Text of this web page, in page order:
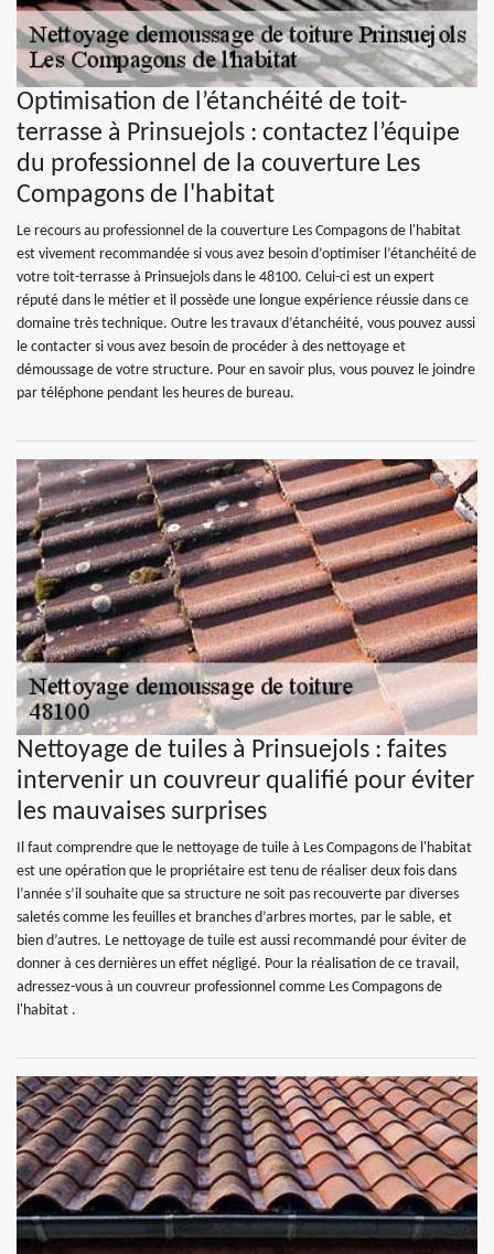
Optimisation de l’étanchéité de toit-
terrasse à Prinsuejols : contactez l’équipe
du professionnel de la couverture Les
Compagons de l'habitat
Le recours au professionnel de la couverture Les Compagons de l'habitat
est vivement recommandée si vous avez besoin d’optimiser l’étanchéité de
votre toit-terrasse à Prinsuejols dans le 48100. Celui-ci est un expert
réputé dans le métier et il possède une longue expérience réussie dans ce
domaine très technique. Outre les travaux d’étanchéité, vous pouvez aussi
le contacter si vous avez besoin de procéder à des nettoyage et
démoussage de votre structure. Pour en savoir plus, vous pouvez le joindre
par téléphone pendant les heures de bureau.
Nettoyage de tuiles à Prinsuejols : faites
intervenir un couvreur qualifié pour éviter
les mauvaises surprises
Il faut comprendre que le nettoyage de tuile à Les Compagons de l'habitat
est une opération que le propriétaire est tenu de réaliser deux fois dans
l’année s’il souhaite que sa structure ne soit pas recouverte par diverses
saletés comme les feuilles et branches d’arbres mortes, par le sable, et
bien d’autres. Le nettoyage de tuile est aussi recommandé pour éviter de
donner à ces dernières un effet négligé. Pour la réalisation de ce travail,
adressez-vous à un couvreur professionnel comme Les Compagons de
l'habitat .